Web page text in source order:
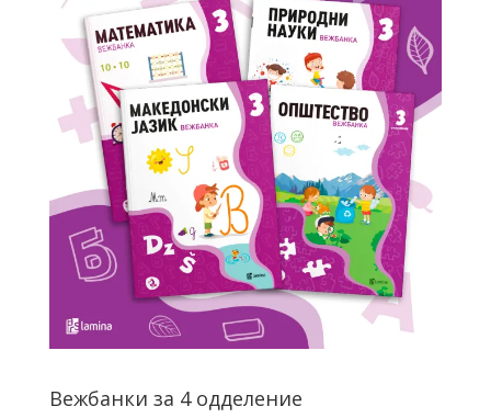
Вежбанки за 4 одделение